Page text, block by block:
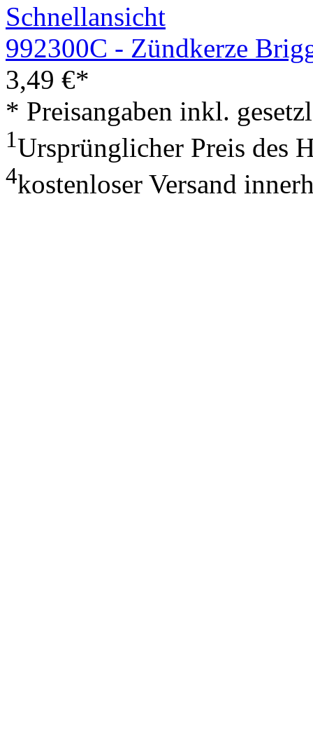
Schnellansicht
992300C - Zündkerze
3,49 €*
* Preisangaben inkl.
1Ursprünglicher Preis des
4kostenloser Versand